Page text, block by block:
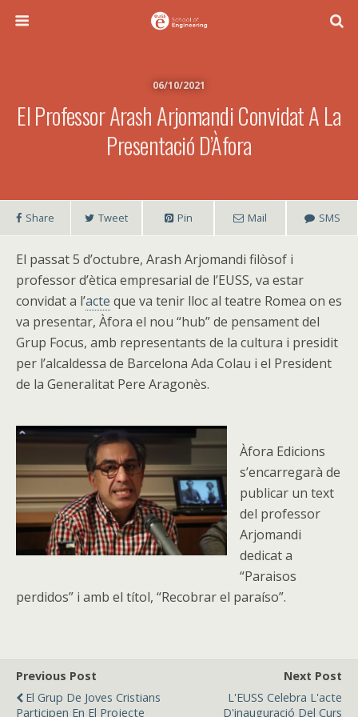
06/10/2021
El Professor Arash Arjomandi Convidat A La
Presentació D’Àfora
Share Tweet Pin Mail SMS
El passat 5 d’octubre, Arash Arjomandi filòsof i
professor d’ètica empresarial de l’EUSS, va estar
convidat a l’acte que va tenir lloc al teatre Romea on es
va presentar, Àfora el nou “hub” de pensament del
Grup Focus, amb representants de la cultura i presidit
per l’alcaldessa de Barcelona Ada Colau i el President
de la Generalitat Pere Aragonès.
Àfora Edicions
s’encarregarà de
publicar un text
del professor
Arjomandi
dedicat a
“Paraisos
perdidos” i amb el títol, “Recobrar el paraíso”.
Previous Post
El Grup De Joves Cristians
Participen En El Projecte
Next Post
L'EUSS Celebra L'acte
D'inauguració Del Curs